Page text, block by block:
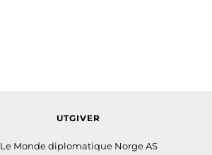
UTGIVER
Le Monde diplomatique Norge AS